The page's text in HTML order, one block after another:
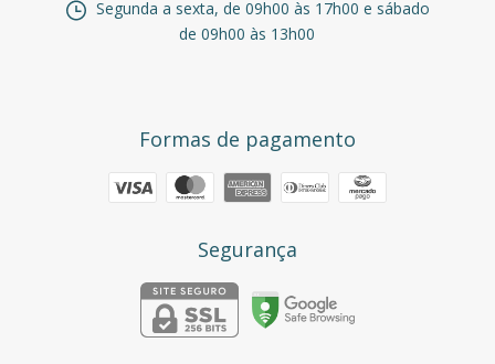
Segunda a sexta, de 09h00 às 17h00 e sábado
de 09h00 às 13h00
Formas de pagamento
Segurança